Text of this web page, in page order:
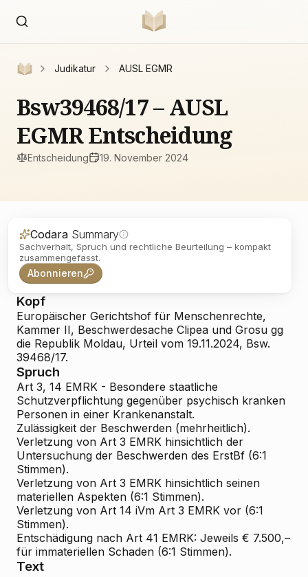
Judikatur AUSL EGMR
Bsw39468/17 – AUSL
EGMR Entscheidung
Entscheidung 19. November 2024
Codara Summary
Sachverhalt, Spruch und rechtliche Beurteilung – kompakt
zusammengefasst.
Abonnieren
Kopf
Europäischer Gerichtshof für Menschenrechte,
Kammer II, Beschwerdesache Clipea und Grosu gg
die Republik Moldau, Urteil vom 19.11.2024, Bsw.
39468/17.
Spruch
Art 3, 14 EMRK - Besondere staatliche
Schutzverpflichtung gegenüber psychisch kranken
Personen in einer Krankenanstalt.
Zulässigkeit der Beschwerden (mehrheitlich).
Verletzung von Art 3 EMRK hinsichtlich der
Untersuchung der Beschwerden des ErstBf (6:1
Stimmen).
Verletzung von Art 3 EMRK hinsichtlich seinen
materiellen Aspekten (6:1 Stimmen).
Verletzung von Art 14 iVm Art 3 EMRK vor (6:1
Stimmen).
Entschädigung nach Art 41 EMRK: Jeweils € 7.500,–
für immateriellen Schaden (6:1 Stimmen).
Text